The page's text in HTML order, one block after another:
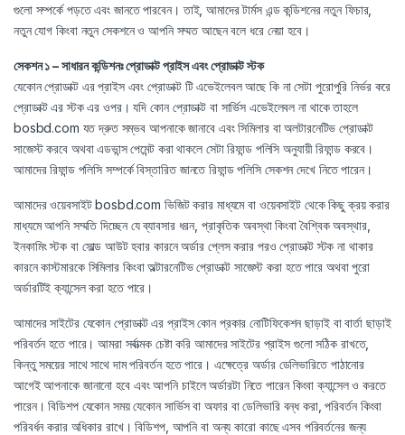
গুলো সম্পর্কে পড়তে এবং জানতে পারবেন। তাই, আমাদের টার্মস এন্ড কন্ডিশনের নতুন ফিচার,
নতুন যোগ কিংবা নতুন সেকশনে ও আপনি সম্মত আছেন বলে ধরে নেয়া হবে।
সেকশন ১ – সাধারন কন্ডিশনঃ প্রোডাক্ট প্রাইস এবং প্রোডাক্ট স্টক
যেকোন প্রোডাক্ট এর প্রাইস এবং প্রোডাক্ট টি এভেইলেবল আছে কি না সেটা পুরোপুরি নির্ভর করে
প্রোডাক্ট এর স্টক এর ওপর। যদি কোন প্রোডাক্ট বা সার্ভিস এভেইলেবল না থাকে তাহলে
bosbd.com যত দ্রুত সম্ভব আপনাকে জানাবে এবং সিমিলার বা অলটারনেটিভ প্রোডাক্ট
সাজেস্ট করবে অথবা এডভান্স পেমেন্ট করা থাকলে সেটা রিফান্ড পলিসি অনুযায়ী রিফান্ড করবে।
আমাদের রিফান্ড পলিসি সম্পর্কে বিস্তারিত জানতে রিফান্ড পলিসি সেকশন দেখে নিতে পারেন।
আমাদের ওয়েবসাইট bosbd.com ভিজিট করার মাধ্যমে বা ওয়েবসাইট থেকে কিছু ক্রয় করার
মাধ্যমে আপনি সম্মতি দিচ্ছেন যে ব্যাবসার ধরন, প্রাকৃতিক অবস্থা কিংবা বৈশ্বিক অবস্থার,
ইনকামিং স্টক বা সোল্ড আউট হবার কারনে অর্ডার প্লেস করার পরও প্রোডাক্ট স্টক না থাকার
কারনে কাস্টমারকে সিমিলার কিংবা অল্টারনেটিভ প্রোডাক্ট সাজেস্ট করা হতে পারে অথবা পুরো
অর্ডারটিই ক্যান্সেল করা হতে পারে।
আমাদের সাইটের যেকোন প্রোডাক্ট এর প্রাইস কোন প্রকার নোটিফিকেশন ছাড়াই বা বার্তা ছাড়াই
পরিবর্তন হতে পারে। আমরা সর্বাত্মক চেষ্টা করি আমাদের সাইটের প্রাইস গুলো সঠিক রাখতে,
কিন্তু সময়ের সাথে সাথে দাম পরিবর্তন হতে পারে। এক্ষেত্রে অর্ডার ডেলিভারিতে পাঠানোর
আগেই আপনাকে জানানো হবে এবং আপনি চাইলে অর্ডারটা নিতে পারেন কিংবা ক্যান্সেল ও করতে
পারেন। বিডিশপ যেকোন সময় যেকোন সার্ভিস বা অফার বা ডেলিভারি বন্ধ করা, পরিবর্তন কিংবা
পরিবর্ধন করার অধিকার রাখে। বিডিশপ, আপনি বা অন্য কারো কাছে এসব পরিবর্তনের জন্য